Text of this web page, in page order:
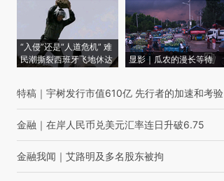
“入侵”还是“人道危机” 难
民潮撕裂西班牙飞地休达
显影｜瓜农的漫长等待
特稿 ｜ 宇树发行市值610亿 先行者的加速和考验
金融 ｜ 在岸人民币兑美元汇率连日升破6.75
金融我闻 ｜ 艾路明及多名股东被拘